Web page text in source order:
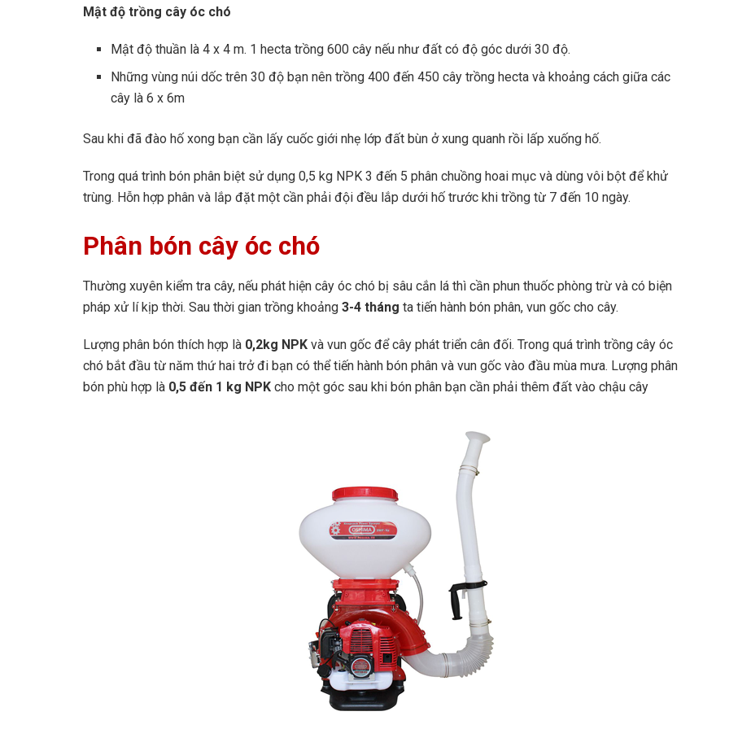
Mật độ trồng cây óc chó
Mật độ thuần là 4 x 4 m. 1 hecta trồng 600 cây nếu như đất có độ góc dưới 30 độ.
Những vùng núi dốc trên 30 độ bạn nên trồng 400 đến 450 cây trồng hecta và khoảng cách giữa các
cây là 6 x 6m
Sau khi đã đào hố xong bạn cần lấy cuốc giới nhẹ lớp đất bùn ở xung quanh rồi lấp xuống hố.
Trong quá trình bón phân biệt sử dụng 0,5 kg NPK 3 đến 5 phân chuồng hoai mục và dùng vôi bột để khử
trùng. Hỗn hợp phân và lắp đặt một cần phải đội đều lắp dưới hố trước khi trồng từ 7 đến 10 ngày.
Phân bón cây óc chó
Thường xuyên kiểm tra cây, nếu phát hiện cây óc chó bị sâu cắn lá thì cần phun thuốc phòng trừ và có biện
pháp xử lí kịp thời. Sau thời gian trồng khoảng 3-4 tháng ta tiến hành bón phân, vun gốc cho cây.
Lượng phân bón thích hợp là 0,2kg NPK và vun gốc để cây phát triển cân đối. Trong quá trình trồng cây óc
chó bắt đầu từ năm thứ hai trở đi bạn có thể tiến hành bón phân và vun gốc vào đầu mùa mưa. Lượng phân
bón phù hợp là 0,5 đến 1 kg NPK cho một góc sau khi bón phân bạn cần phải thêm đất vào chậu cây